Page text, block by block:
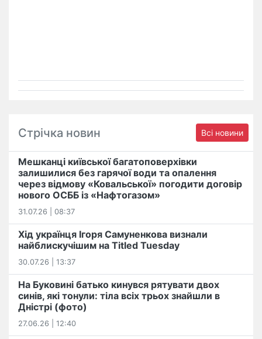
Стрічка новин Всі новини
Мешканці київської багатоповерхівки
залишилися без гарячої води та опалення
через відмову «Ковальської» погодити договір
нового ОСББ із «Нафтогазом»
31.07.26 | 08:37
Хід українця Ігоря Самуненкова визнали
найблискучішим на Titled Tuesday
30.07.26 | 13:37
На Буковині батько кинувся рятувати двох
синів, які тонули: тіла всіх трьох знайшли в
Дністрі (фото)
27.06.26 | 12:40